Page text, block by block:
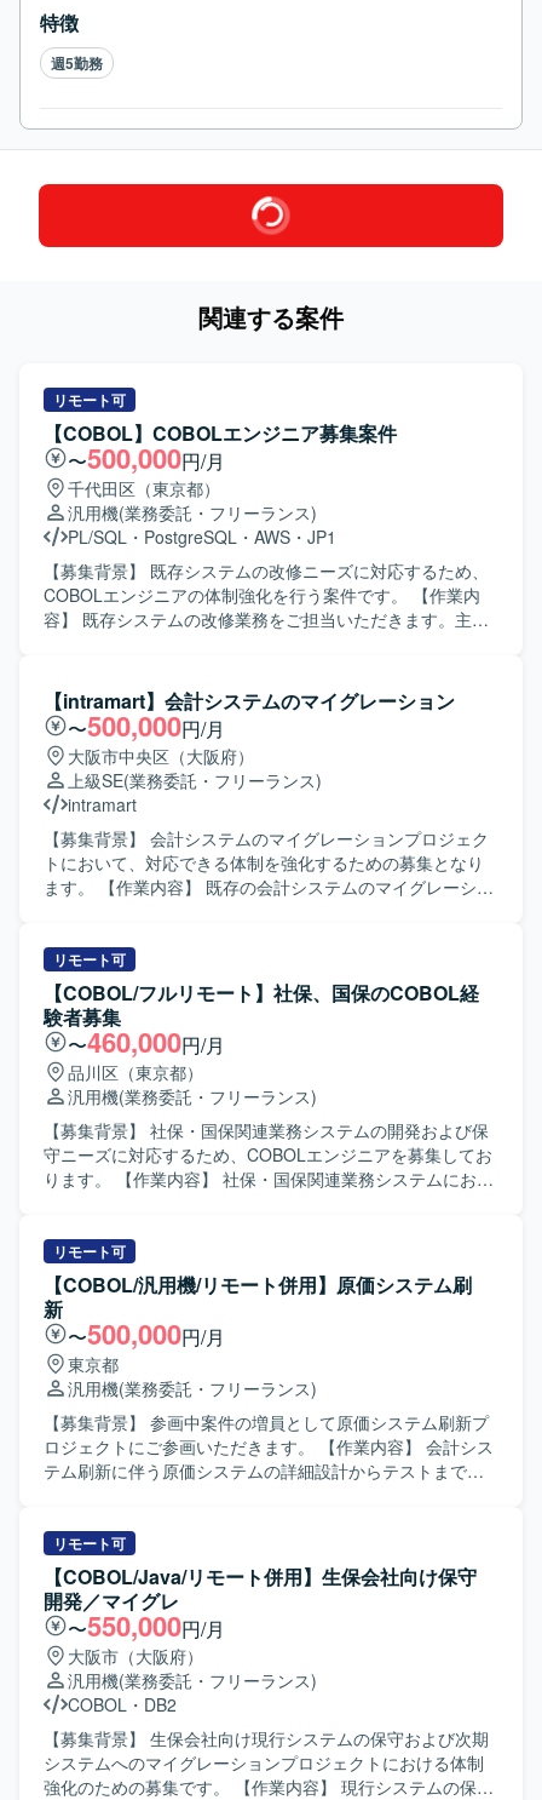
特徴
週5勤務
関連する案件
リモート可
【COBOL】COBOLエンジニア募集案件
〜500,000円/月
千代田区（東京都）
汎用機(業務委託・フリーランス)
PL/SQL ・ PostgreSQL ・ AWS ・ JP1
【募集背景】 既存システムの改修ニーズに対応するため、
COBOLエンジニアの体制強化を行う案件です。 【作業内
容】 既存システムの改修業務をご担当いただきます。主に
総合テストまで一連の工程を実施していただきます。ま
た、Javaの既存コードのロジックを読み解き、仕様理解や
調査を行っていただきます。 【求める人物像】 既存システ
ムの仕様をキャッチアップしながら、粘り強くロジックを
読み解き、着実に改修を進めていただける方を求めていま
す。周囲とコミュニケーションを取りながら、設計からテ
ストまで責任感を持って対応いただける方が望ましいで
す。 【ポジションの魅力】 COBOLを中心としたレガシー
システムの改修経験を積みつつ、Javaソースの読解やAWS
ト観点の強化にもつながります。 【開発環境】 言語は
COBOL（COBOL2002開発マネージャ、OpenCOBOL）を
使用し、Javaソース確認用にEclipseを利用します。インフ
ラはAWS環境上でAurora / PostgreSQLを使用し、OSは
Windowsとなります。JP1を用いたジョブ管理も行います。
【intramart】会計システムのマイグレーション
〜500,000円/月
大阪市中央区（大阪府）
上級SE(業務委託・フリーランス)
intramart
【募集背景】 会計システムのマイグレーションプロジェク
トにおいて、対応できる体制を強化するための募集となり
ます。 【作業内容】 既存の会計システムのマイグレーショ
対応を想定しております。 【求める人物像】 会計業務やシ
ステム構造を理解しながら、主体的にマイグレーション作
業を進めていただける方を求めております。 【ポジション
の魅力】 会計領域のシステムマイグレーションを通じて、
業務知識とシステム知識の両面を高めることができる案件
です。 【開発環境】 intra-martを利用した会計システム環
境となります。
リモート可
【COBOL/フルリモート】社保、国保のCOBOL経
験者募集
〜460,000円/月
品川区（東京都）
汎用機(業務委託・フリーランス)
【募集背景】 社保・国保関連業務システムの開発および保
守ニーズに対応するため、COBOLエンジニアを募集してお
ります。 【作業内容】 社保・国保関連業務システムにおけ
の対応など、要件に基づいたプログラム対応を行っていた
だきます。 【求める人物像】 社保・国保業務に関心を持
ち、業務知識の習得に前向きに取り組んでいただける方を
求めております。コミュニケーションを取りながら周囲と
協調して業務を進められる方、自ら課題を見つけて改善に
取り組める方にマッチしたポジションです。 【ポジション
の魅力】 社保・国保といった公共性の高い領域のシステム
開発に携わることができ、長期的な案件を通じて安定した
環境で経験を積むことができます。汎用COBOLのスキルを
活かしつつ、帳票基盤など周辺技術にも関わる機会がござ
行います。
リモート可
【COBOL/汎用機/リモート併用】原価システム刷
新
〜500,000円/月
東京都
汎用機(業務委託・フリーランス)
【募集背景】 参画中案件の増員として原価システム刷新プ
ロジェクトにご参画いただきます。 【作業内容】 会計シス
テム刷新に伴う原価システムの詳細設計からテストまでを
める人物像】 コミュニケーションを取りながら周囲と連携
して作業を進めていただける方を求めています。 【ポジシ
ョンの魅力】 会計領域におけるシステム刷新プロジェクト
に参画することで、汎用機およびCOBOLの経験を活かしつ
つ、設計からテストまで一連の工程に携わることができま
す。 【開発環境】 COBOL、富士通汎用機
リモート可
【COBOL/Java/リモート併用】生保会社向け保守
開発／マイグレ
〜550,000円/月
大阪市（大阪府）
汎用機(業務委託・フリーランス)
COBOL ・ DB2
【募集背景】 生保会社向け現行システムの保守および次期
システムへのマイグレーションプロジェクトにおける体制
強化のための募集です。 【作業内容】 現行システムの保守